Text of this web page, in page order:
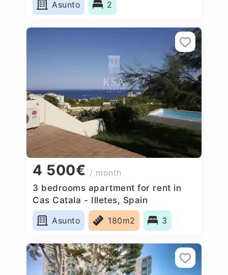
Asunto 2
4 500€ / month
3 bedrooms apartment for rent in
Cas Catala - Illetes, Spain
Asunto
180m2 3